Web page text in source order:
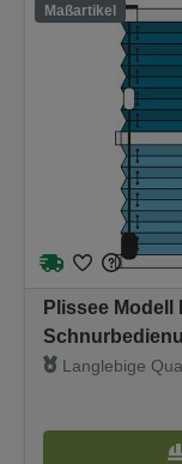
Maßartikel
Plissee Modell
Langlebige